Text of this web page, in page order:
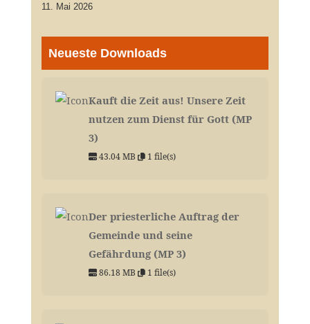
11. Mai 2026
Neueste Downloads
Kauft die Zeit aus! Unsere Zeit
nutzen zum Dienst für Gott (MP
3)
43.04 MB 1 file(s)
Der priesterliche Auftrag der
Gemeinde und seine
Gefährdung (MP 3)
86.18 MB 1 file(s)